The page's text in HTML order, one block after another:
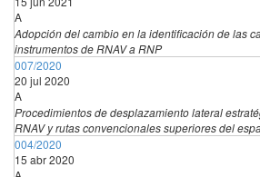
A
Adopción del cambio en la identificación de las
instrumentos de RNAV a RNP
007/2020
20 jul 2020
A
Procedimientos de desplazamiento lateral
RNAV y rutas convencionales superiores del
004/2020
15 abr 2020